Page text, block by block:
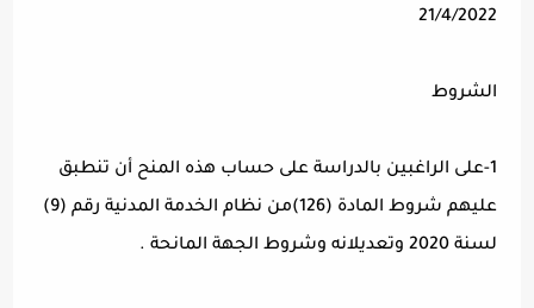
21/4/2022
الشروط
1-على الراغبين بالدراسة على حساب هذه المنح أن تنطبق
عليهم شروط المادة (126)من نظام الخدمة المدنية رقم (9)
لسنة 2020 وتعديلانه وشروط الجهة المانحة .